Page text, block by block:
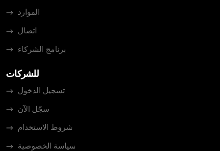
الموارد
اتصال
برنامج الشركاء
للشركات
تسجيل الدخول
سجّل الآن
شروط الاستخدام
سياسة الخصوصية